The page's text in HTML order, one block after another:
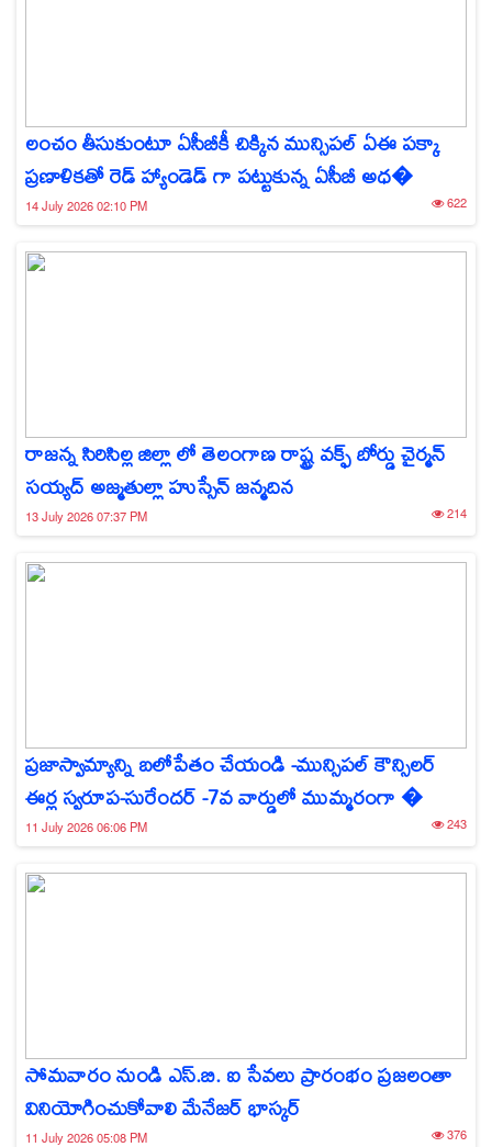
లంచం తీసుకుంటూ ఏసీబీకీ చిక్కిన మున్సిపల్ ఏఈ పక్కా
ప్రణాళికతో రెడ్ హ్యాండెడ్ గా పట్టుకున్న ఏసీబీ అధ�
14 July 2026 02:10 PM 622
రాజన్న సిరిసిల్ల జిల్లా లో తెలంగాణ రాష్ట్ర వక్ఫ్ బోర్డు చైర్మన్
సయ్యద్ అజ్మతుల్లా హుస్సేన్ జన్మదిన
13 July 2026 07:37 PM 214
ప్రజాస్వామ్యాన్ని బలోపేతం చేయండి -మున్సిపల్ కౌన్సిలర్
ఈర్ల స్వరూప-సురేందర్ -7వ వార్డులో ముమ్మరంగా �
11 July 2026 06:06 PM 243
సోమవారం నుండి ఎస్.బి. ఐ సేవలు ప్రారంభం ప్రజలంతా
వినియోగించుకోవాలి మేనేజర్ భాస్కర్
11 July 2026 05:08 PM 376